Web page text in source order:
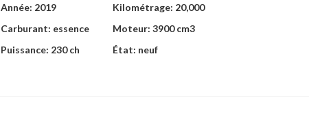
Année: 2019 Kilométrage: 20,000
Carburant: essence Moteur: 3900 cm3
Puissance: 230 ch État: neuf